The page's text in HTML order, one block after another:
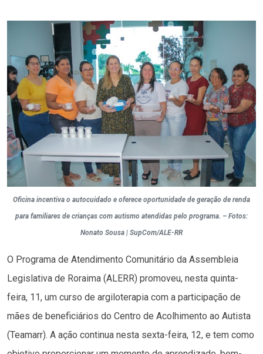
Oficina incentiva o autocuidado e oferece oportunidade de geração de renda
para familiares de crianças com autismo atendidas pelo programa. – Fotos:
Nonato Sousa | SupCom/ALE-RR
O Programa de Atendimento Comunitário da Assembleia
Legislativa de Roraima (ALERR) promoveu, nesta quinta-
feira, 11, um curso de argiloterapia com a participação de
mães de beneficiários do Centro de Acolhimento ao Autista
(Teamarr). A ação continua nesta sexta-feira, 12, e tem como